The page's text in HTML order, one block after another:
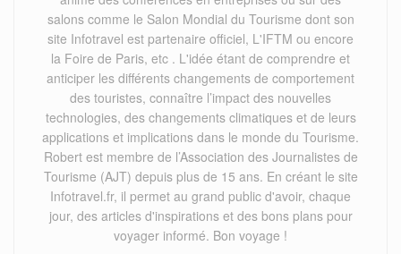
salons comme le Salon Mondial du Tourisme dont son
site Infotravel est partenaire officiel, L'IFTM ou encore
la Foire de Paris, etc . L'idée étant de comprendre et
anticiper les différents changements de comportement
des touristes, connaître l’impact des nouvelles
technologies, des changements climatiques et de leurs
applications et implications dans le monde du Tourisme.
Robert est membre de l’Association des Journalistes de
Tourisme (AJT) depuis plus de 15 ans. En créant le site
Infotravel.fr, il permet au grand public d'avoir, chaque
jour, des articles d'inspirations et des bons plans pour
voyager informé. Bon voyage !